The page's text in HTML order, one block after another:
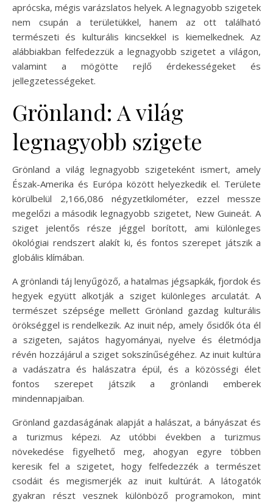
aprócska, mégis varázslatos helyek. A legnagyobb szigetek
nem csupán a területükkel, hanem az ott található
természeti és kulturális kincsekkel is kiemelkednek. Az
alábbiakban felfedezzük a legnagyobb szigetet a világon,
valamint a mögötte rejlő érdekességeket és
jellegzetességeket.
Grönland: A világ
legnagyobb szigete
Grönland a világ legnagyobb szigeteként ismert, amely
Észak-Amerika és Európa között helyezkedik el. Területe
körülbelül 2,166,086 négyzetkilométer, ezzel messze
megelőzi a második legnagyobb szigetet, New Guineát. A
sziget jelentős része jéggel borított, ami különleges
ökológiai rendszert alakít ki, és fontos szerepet játszik a
globális klímában.
A grönlandi táj lenyűgöző, a hatalmas jégsapkák, fjordok és
hegyek együtt alkotják a sziget különleges arculatát. A
természet szépsége mellett Grönland gazdag kulturális
örökséggel is rendelkezik. Az inuit nép, amely ősidők óta él
a szigeten, sajátos hagyományai, nyelve és életmódja
révén hozzájárul a sziget sokszínűségéhez. Az inuit kultúra
a vadászatra és halászatra épül, és a közösségi élet
fontos szerepet játszik a grönlandi emberek
mindennapjaiban.
Grönland gazdaságának alapját a halászat, a bányászat és
a turizmus képezi. Az utóbbi években a turizmus
növekedése figyelhető meg, ahogyan egyre többen
keresik fel a szigetet, hogy felfedezzék a természet
csodáit és megismerjék az inuit kultúrát. A látogatók
gyakran részt vesznek különböző programokon, mint